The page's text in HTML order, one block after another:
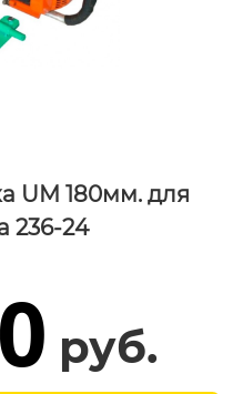
UM 180мм. для
236-24
руб.